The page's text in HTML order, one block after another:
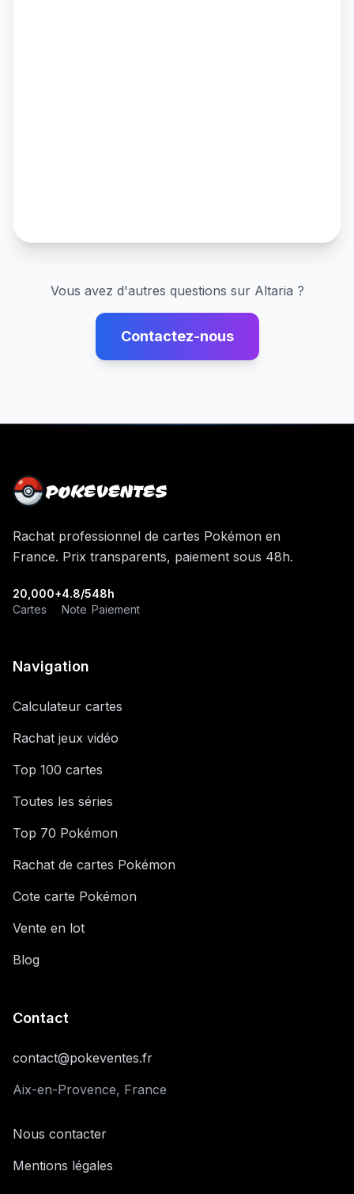
Vous avez d'autres questions sur Altaria ?
Contactez-nous
POKEVENTES
Rachat professionnel de cartes Pokémon en
France. Prix transparents, paiement sous 48h.
20,000+
Cartes
4.8/5
Note
48h
Paiement
Navigation
Calculateur cartes
Rachat jeux vidéo
Top 100 cartes
Toutes les séries
Top 70 Pokémon
Rachat de cartes Pokémon
Cote carte Pokémon
Vente en lot
Blog
Contact
contact@pokeventes.fr
Aix-en-Provence, France
Nous contacter
Mentions légales